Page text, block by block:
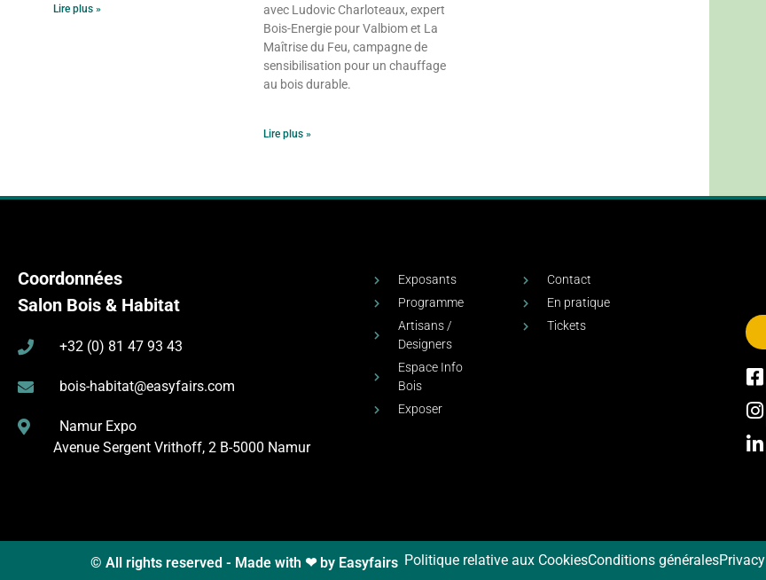
Lire plus »
avec Ludovic Charloteaux, expert
Bois-Energie pour Valbiom et La
Maîtrise du Feu, campagne de
sensibilisation pour un chauffage
au bois durable.
Lire plus »
Coordonnées
Salon Bois & Habitat
+32 (0) 81 47 93 43
bois-habitat@easyfairs.com
Namur Expo
Avenue Sergent Vrithoff, 2 B-5000 Namur
Exposants
Programme
Artisans /
Designers
Espace Info
Bois
Exposer
Contact
En pratique
Tickets
© All rights reserved - Made with ❤ by Easyfairs Politique relative aux CookiesConditions généralesPrivacy